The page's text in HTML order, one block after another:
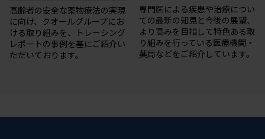
高齢者の安全な薬物療法の実現
に向け、クオールグループにお
ける取り組みを、トレーシング
レポートの事例を基にご紹介い
ただいております。
専門医による疾患や治療につい
ての最新の知⾒と今後の展望、
より⾼みを目指して特⾊ある取
り組みを⾏っている医療機関・
薬局などをご紹介しています。